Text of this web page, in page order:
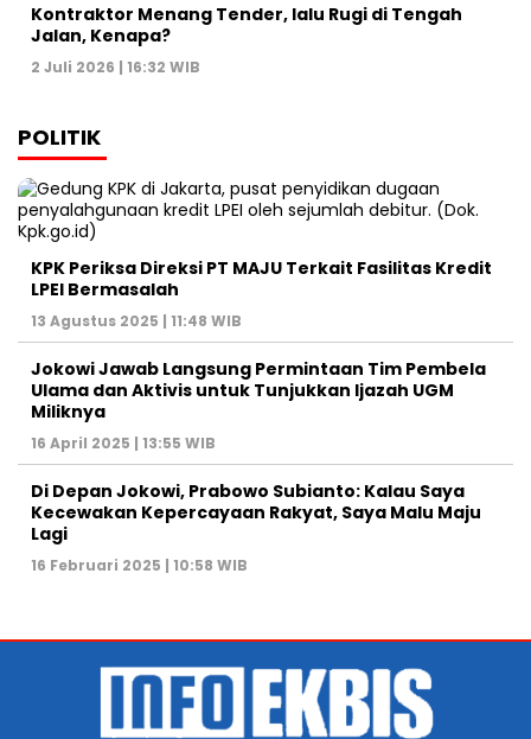
Kontraktor Menang Tender, lalu Rugi di Tengah
Jalan, Kenapa?
2 Juli 2026 | 16:32 WIB
POLITIK
KPK Periksa Direksi PT MAJU Terkait Fasilitas Kredit
LPEI Bermasalah
13 Agustus 2025 | 11:48 WIB
Jokowi Jawab Langsung Permintaan Tim Pembela
Ulama dan Aktivis untuk Tunjukkan Ijazah UGM
Miliknya
16 April 2025 | 13:55 WIB
Di Depan Jokowi, Prabowo Subianto: Kalau Saya
Kecewakan Kepercayaan Rakyat, Saya Malu Maju
Lagi
16 Februari 2025 | 10:58 WIB